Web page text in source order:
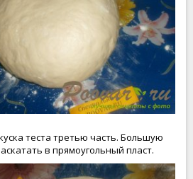
теста третью часть. Большую
в прямоугольный пласт.